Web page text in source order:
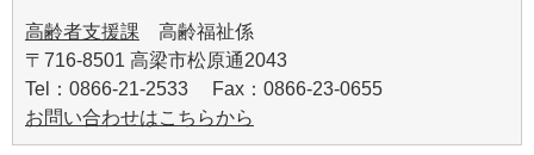
高齢者支援課 高齢福祉係
〒716-8501 高梁市松原通2043
Tel：0866-21-2533 Fax：0866-23-0655
お問い合わせはこちらから